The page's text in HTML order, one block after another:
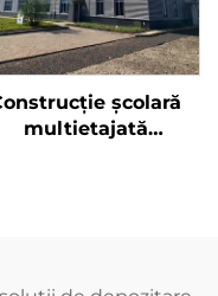
școlară
multietajată